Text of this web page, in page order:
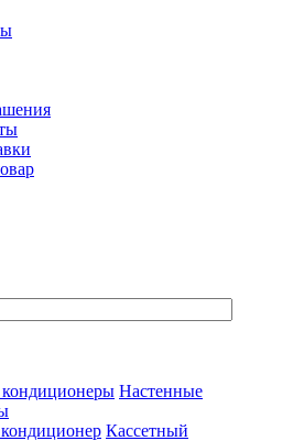
Настенные
Кассетный